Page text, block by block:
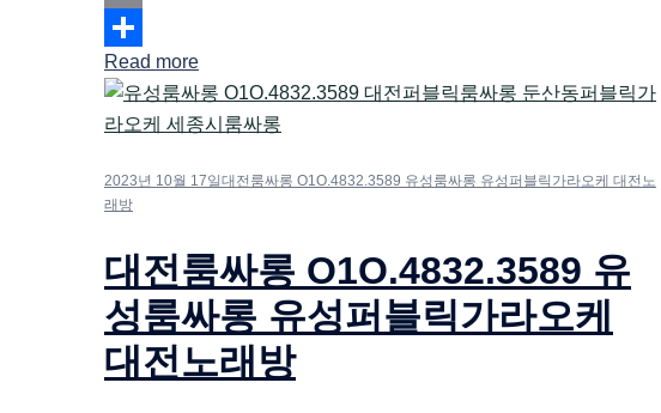
Email
Share
Read more
2023년 10월 17일대전룸싸롱 O1O.4832.3589 유성룸싸롱 유성퍼블릭가라오케 대전노
래방
대전룸싸롱 O1O.4832.3589 유
성룸싸롱 유성퍼블릭가라오케
대전노래방